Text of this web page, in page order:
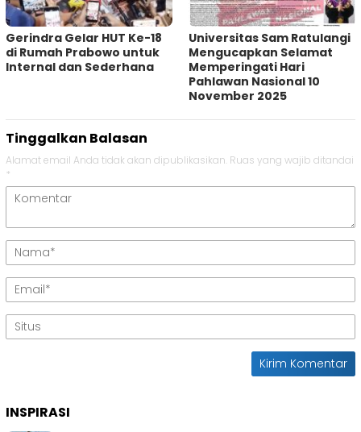
Gerindra Gelar HUT Ke-18
di Rumah Prabowo untuk
Internal dan Sederhana
Universitas Sam Ratulangi
Mengucapkan Selamat
Memperingati Hari
Pahlawan Nasional 10
November 2025
Tinggalkan Balasan
Alamat email Anda tidak akan dipublikasikan. Ruas yang wajib ditandai
*
INSPIRASI